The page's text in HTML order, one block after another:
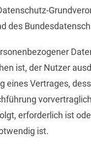
des
ist, der Nutzer
eines Vertrages,
erforderlich ist
ist.